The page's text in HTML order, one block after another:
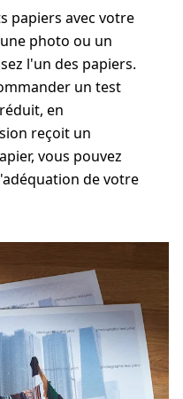
papiers avec votre
photo ou un
l'un des papiers.
un test
en
reçoit un
vous pouvez
de votre